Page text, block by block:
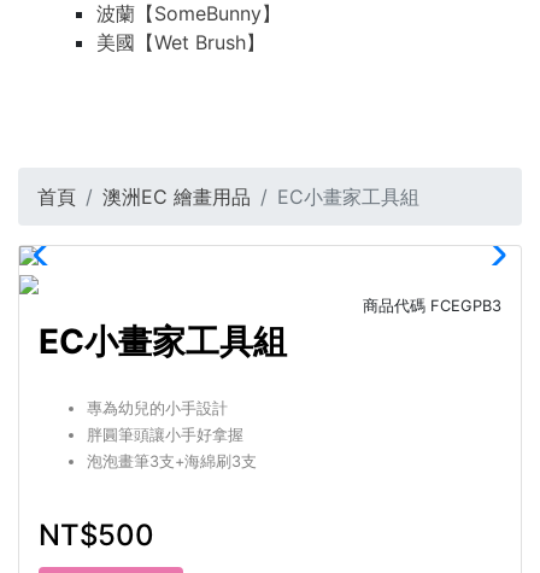
波蘭【SomeBunny】
美國【Wet Brush】
首頁 澳洲EC 繪畫用品 EC小畫家工具組
商品代碼 FCEGPB3
EC小畫家工具組
專為幼兒的小手設計
胖圓筆頭讓小手好拿握
泡泡畫筆3支+海綿刷3支
NT$500